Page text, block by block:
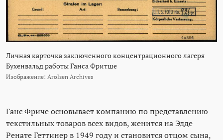
Личная карточка заключенного концентрационного лагеря
Бухенвальд работы Ганса Фритше
Изображение: Arolsen Archives
Ганс Фриче основывает компанию по представлению
текстильных товаров всех видов, женится на Эдде
Ренате Геттинер в 1949 году и становится отцом сына,